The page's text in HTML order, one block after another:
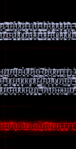
̴̡̨̻̬̹̞̖̳̣͓̜͇̬͆̈́̈́̃̿̓͗͆̋̾͌̓̓̚͜͠0̴̮̦͍̙͇͆̇͋̈́͆̚1̵̧̛̦̝͔̰̘̮̝͉̙̼̀̉̌͐̐̈́͊͂͊̇̑͠ͅ0̵̗̯̪̲̼̒͛̃̎̿̇̓͊̒́̉̉͘͝͠0̷̠͚̳͉̝́̎̈̄̌̓̇͝1̶̨̨̨̥͓̮͎̟͈͍̬̲̘͂̌͊͒̐́́̿͝1̶̢̟͓̰̕1̵̝͇͇͉͒̍͐̑͌̀̐̈́̄̕̚͘̚0̶̧̢̠̭̤̘̤̜̂͐͊̾̉̅͜
̸̧̨͍͎̪̠͕̤̯͓̲͍͛͜͝͝0̵̦̗̤̟͓̆1̷̨̜̭̫̘̭̼̺̜̣͓̟̂̏̊̚0̵̨̡̡͓̙̱̜̭̦̳̩͍̗̓̓̊̏̎̏̀̂̓̑̚ͅ0̸̢̫̠̲̻̹͝0̵̢̱͇̪̫̯̪̒̒́̊̓̉̌͐̍͑̚͝͠ͅ1̴̨̡̞͖̬͕̥͚͚͖̦̯̏̎̈͗̑̌̽̕ͅ0̶̠̭̱̘̖͓̆̂̆̀̈́͋0̸̨̢̛͖̻̗̝̱͍̞̟̲̓̏͑̌̐͂̓͜͜͜ͅ
̸̢̛̘̘̈͗̒0̶̧̾̌̇͠1̶̢̛͖̹̟͙̿́̈͘0̴̛̠̭̄̐̏1̴̭̜̯̰͔̉̈́0̷̝͍͐̍̊̿0̷̼͍̏͋̓̚1̵͇̗̳̦̈́̃́0̶͚̼̺̈́
̶̝͖͙̪̈́͐̐̚0̸̡̩̌0̵̨̢̢͇̫͛1̶̛͎̻̭͈̭̇̾̈͘0̸̹͎͉̮̮́̈̇͘0̵̹́̑0̵̡̘͕̤̃̒0̸͕̉̔̂̓͐0̴̘̮̗̭̺̎̈́
̸̞̝̔̍͝͝0̴̠̲̐͂̓̅ͅͅ1̶̨̤̝̏̒̋̑̉0̸̙̓̈͊̌̐0̵̙̉͂0̴͉̘͉̤̦̓̅͘1̷̡͓̠̖̒̆̀0̸̡̺̯̖̓̕1̵̻͚̠̙̻͌́̈́͝
̵͕͇̙͒̋̕0̵͔͌̿̂͒1̷̙̻̬̒̽́̽͜0̵̞̚1̷̲͒͋͐̃͜0̷̤̲̒̒̕0̶̦̝̹̩̀͜1̴͇̯͙̈͐̈́0̵̨̠̙̙̦̉͠